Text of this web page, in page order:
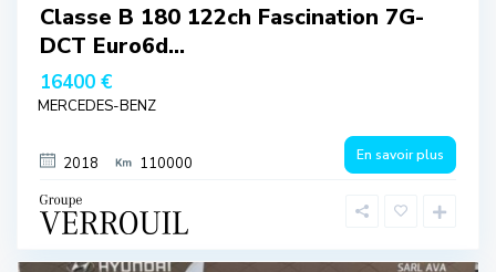
Classe B 180 122ch Fascination 7G-
DCT Euro6d...
16400 €
MERCEDES-BENZ
2018 110000 En savoir plus